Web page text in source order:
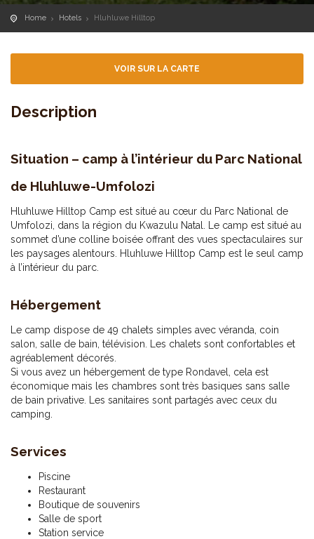
Home Hotels Hluhluwe Hilltop
VOIR SUR LA CARTE
Description
Situation – camp à l’intérieur du Parc National
de Hluhluwe-Umfolozi
Hluhluwe Hilltop Camp est situé au cœur du Parc National de
Umfolozi, dans la région du Kwazulu Natal. Le camp est situé au
sommet d’une colline boisée offrant des vues spectaculaires sur
les paysages alentours. Hluhluwe Hilltop Camp est le seul camp
à l’intérieur du parc.
Hébergement
Le camp dispose de 49 chalets simples avec véranda, coin
salon, salle de bain, télévision. Les chalets sont confortables et
agréablement décorés.
Si vous avez un hébergement de type Rondavel, cela est
économique mais les chambres sont très basiques sans salle
de bain privative. Les sanitaires sont partagés avec ceux du
camping.
Services
Piscine
Restaurant
Boutique de souvenirs
Salle de sport
Station service